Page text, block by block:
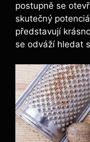
postupně se
skutečný
představují
se odváží hledat